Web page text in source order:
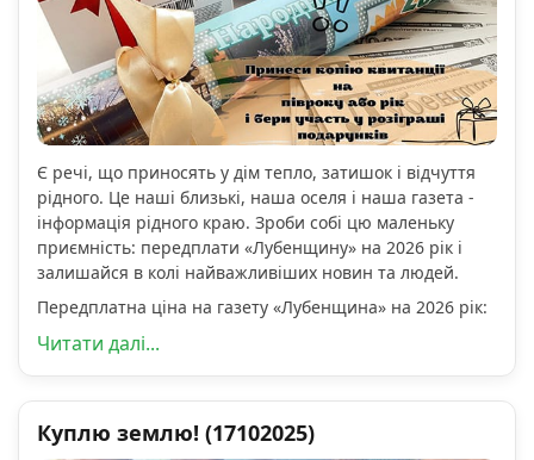
Є речі, що приносять у дім тепло, затишок і відчуття
рідного. Це наші близькі, наша оселя і наша газета -
інформація рідного краю. Зроби собі цю маленьку
приємність: передплати «Лубенщину» на 2026 рік і
залишайся в колі найважливіших новин та людей.
Передплатна ціна на газету «Лубенщина» на 2026 рік:
Читати далі...
Куплю землю! (17102025)